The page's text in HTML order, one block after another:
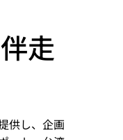
走
供し、企画